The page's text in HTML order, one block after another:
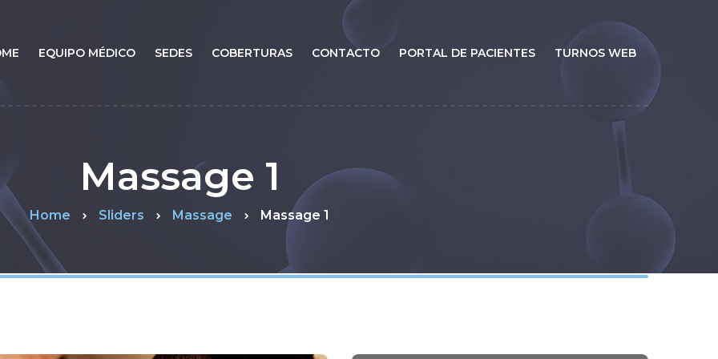
EQUIPO MÉDICO SEDES COBERTURAS CONTACTO PORTAL DE PACIENTES TURNOS WEB
Massage 1
Home Sliders Massage Massage 1